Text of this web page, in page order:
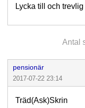
Lycka till och
Antal
pensionär
2017-07-22 23:14
Träd(Ask)Skrin